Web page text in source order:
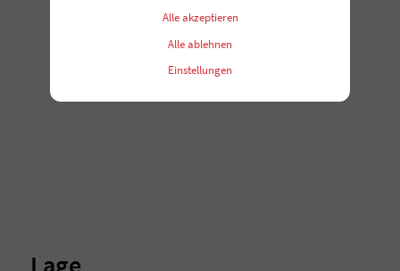
Einstellungen
Alle ablehnen
Alle akzeptieren